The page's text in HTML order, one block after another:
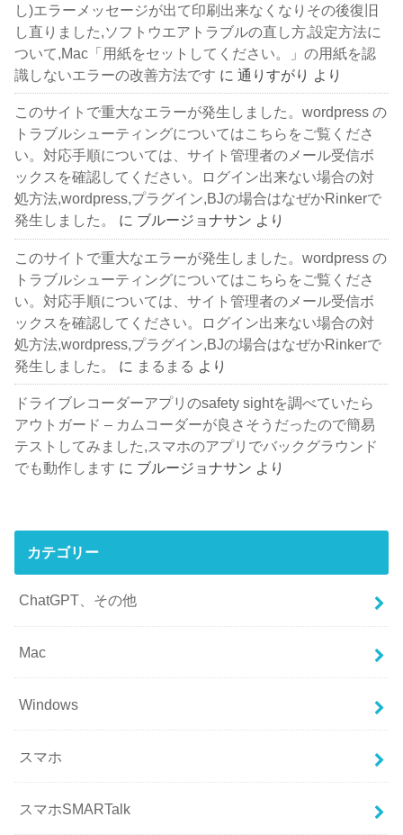
し)エラーメッセージが出て印刷出来なくなりその後復旧
し直りました,ソフトウエアトラブルの直し方,設定方法に
ついて,Mac「用紙をセットしてください。」の用紙を認
識しないエラーの改善方法です に通りすがり より
このサイトで重大なエラーが発生しました。wordpress の
トラブルシューティングについてはこちらをご覧くださ
い。対応手順については、サイト管理者のメール受信ボ
ックスを確認してください。ログイン出来ない場合の対
処方法,wordpress,プラグイン,BJの場合はなぜかRinkerで
発生しました。
に ブルージョナサン より
このサイトで重大なエラーが発生しました。wordpress の
トラブルシューティングについてはこちらをご覧くださ
い。対応手順については、サイト管理者のメール受信ボ
ックスを確認してください。ログイン出来ない場合の対
処方法,wordpress,プラグイン,BJの場合はなぜかRinkerで
発生しました。
に まるまる より
ドライブレコーダーアプリのsafety sightを調べていたら
アウトガード – カムコーダーが良さそうだったので簡易
テストしてみました,スマホのアプリでバックグラウンド
でも動作します に ブルージョナサン より
カテゴリー
ChatGPT、その他
Mac
Windows
スマホ
スマホSMARTalk